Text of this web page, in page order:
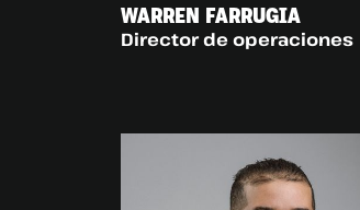
WARREN FARRUGIA
Director de operaciones